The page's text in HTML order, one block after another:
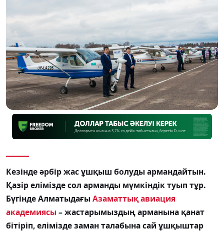
Кезінде әрбір жас ұшқыш болуды армандайтын.
Қазір елімізде сол арманды мүмкіндік туып тұр.
Бүгінде Алматыдағы Азаматтық авиация
академиясы – жастарымыздың арманына қанат
бітіріп, елімізде заман талабына сай ұшқыштар